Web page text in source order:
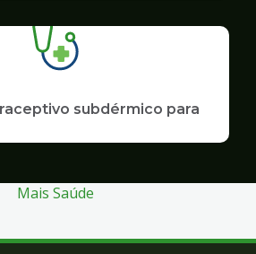
subdérmico para
Mais Saúde